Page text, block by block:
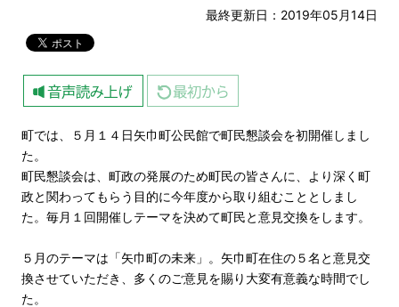
最終更新日：2019年05月14日
町では、５月１４日矢巾町公民館で町民懇談会を初開催しまし
た。
町民懇談会は、町政の発展のため町民の皆さんに、より深く町
政と関わってもらう目的に今年度から取り組むこととしまし
た。毎月１回開催しテーマを決めて町民と意見交換をします。
５月のテーマは「矢巾町の未来」。矢巾町在住の５名と意見交
換させていただき、多くのご意見を賜り大変有意義な時間でし
た。